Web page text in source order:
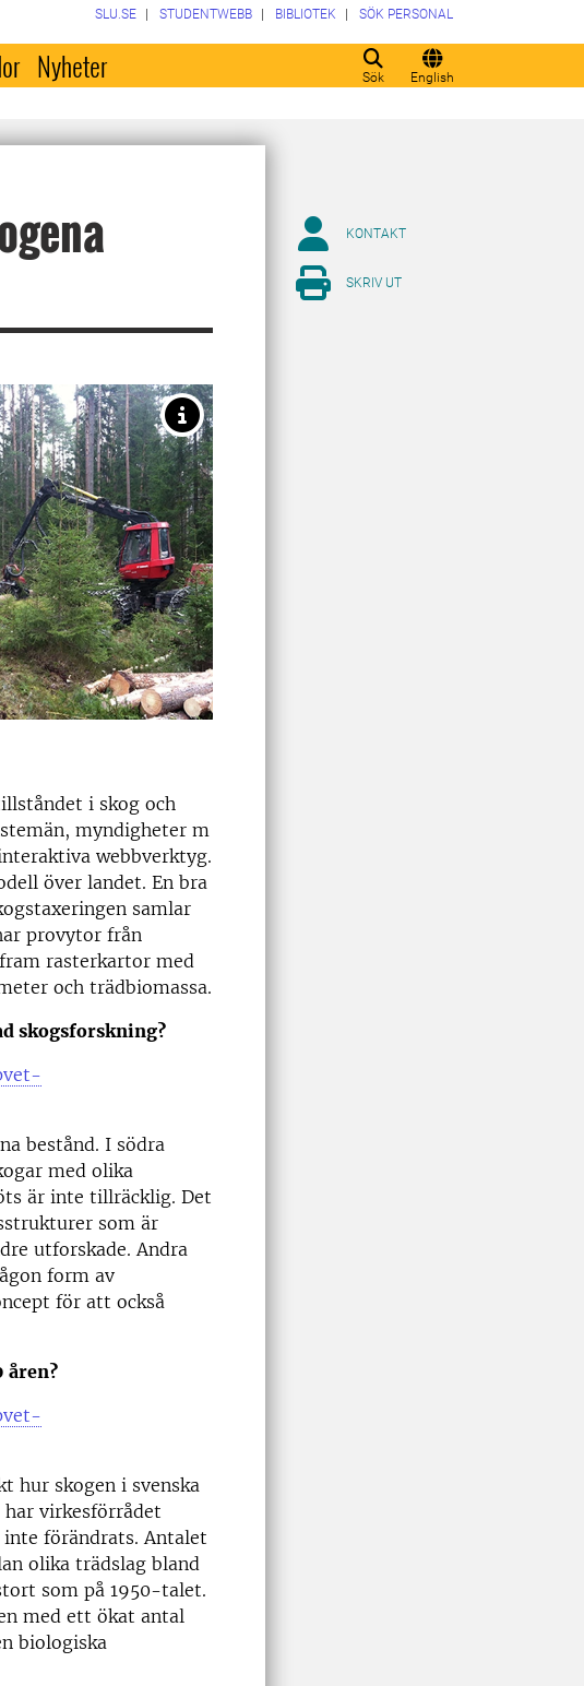
Sök English
SLU.SE STUDENTWEBB BIBLIOTEK SÖK PERSONAL
Nyheter
i skog och
myndigheter m
webbverktyg.
över landet. En bra
samlar
provytor från
rasterkartor med
och trädbiomassa.
skogsforskning?
bestånd. I södra
med olika
är inte tillräcklig. Det
som är
utforskade. Andra
form av
för att också
åren?
hur skogen i svenska
virkesförrådet
förändrats. Antalet
olika trädslag bland
som på 1950-talet.
med ett ökat antal
biologiska
KONTAKT
SKRIV UT